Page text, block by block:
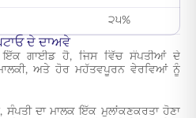
੨੫%
ਦੇ ਦਾਅਵੇ
ਗਾਈਡ ਹੈ, ਜਿਸ ਵਿੱਚ ਸੰਪਤੀਆਂ ਦੇ
ਅਤੇ ਹੋਰ ਮਹੱਤਵਪੂਰਨ ਵੇਰਵਿਆਂ ਨੂੰ
ਦਾ ਮਾਲਕ ਇੱਕ ਮੁਲਾਂਕਣਕਰਤਾ ਹੋਣਾ